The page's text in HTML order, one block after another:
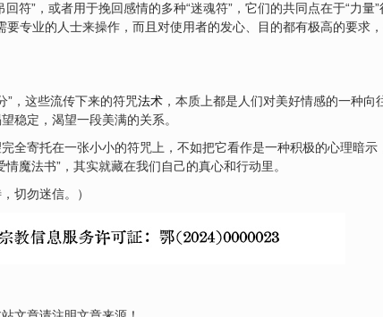
符”，或者用于挽回感情的多种“迷魂符”，它们的共同点在于“力量”
要专业的人士来操作，而且对使用者的发心、目的都有极高的要求
”，这些流传下来的符咒法术 ，本质上都是人们对美好情感的一种
定，渴望一段美满的关系。
全寄托在一张小小的符咒上，不如把它看作是一种积极的心理暗
魔法书”，其实就藏在我们自己的真心和行动里。
，切勿迷信。）